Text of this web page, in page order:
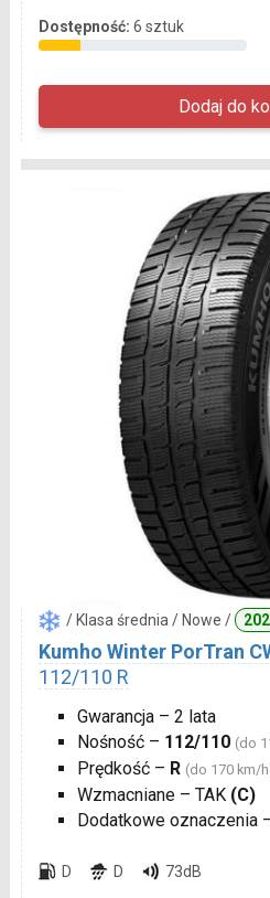
Dostępność: 6 sztuk
/ Klasa średnia / Nowe /
Kumho Winter PorTran
112/110 R
Gwarancja – 2 lata
Nośność – 112/110 (do
Prędkość – R (do 170 km/
Wzmacniane – TAK (C)
Dodatkowe oznaczenia
D D 73dB